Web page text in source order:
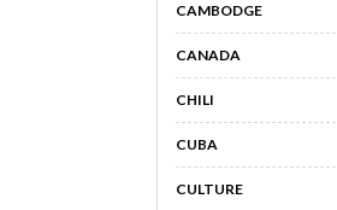
CAMBODGE
CANADA
CHILI
CUBA
CULTURE